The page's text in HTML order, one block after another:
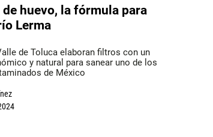
huevo, la fórmula para
Lerma
de Toluca elaboran filtros con un
y natural para sanear uno de los
de México